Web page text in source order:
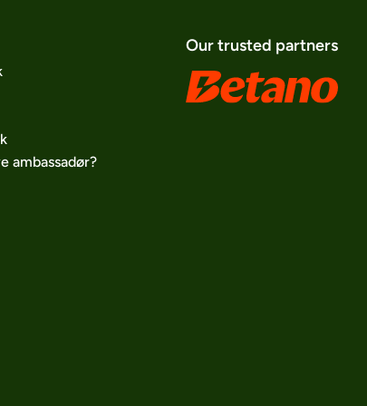
ambassadør?
Our trusted partners